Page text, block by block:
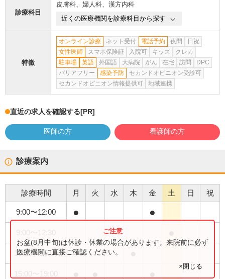
診療科目
皮膚科、 婦人科、 漢方内科
近くの医療機関を診療科目から探す
特徴
オンライン診療 ネット受付 電話予約 夜間
日祝
女性医師
スマホ保険証 入院可 キッズ
クレカ
駐車場
英語 外国語 大病院 がん 在宅 訪問
DPC
バリアフリー
感染予防
セカンドオピニオン受診可
セカンドオピニオン情報提供可
地域連携
直近の求人を確認する[PR]
医師の方 看護師の方
診療案内
診療時間 月 火 水 木 金 土 日 祝
9:00〜12:00 ● ●
15:00〜18:00
お盆(8月中旬)は休診・休業の場合があります。来院前に必ず
医療機関に直接ご確認ください。
×閉じる